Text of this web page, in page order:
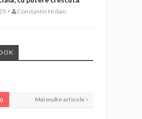
- Constantin Hriban
Mai multe articole